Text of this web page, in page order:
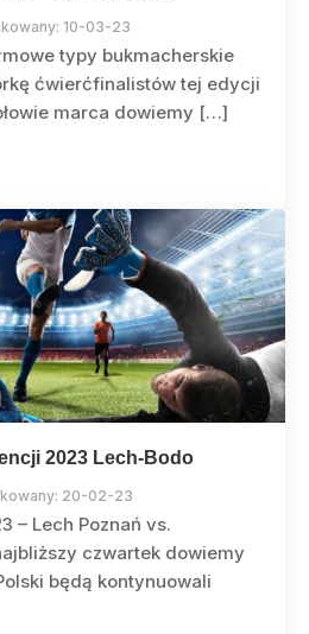
10-03-23
typy bukmacherskie
ćwierćfinalistów tej edycji
marca dowiemy […]
2023 Lech-Bodo
20-02-23
– Lech Poznań vs.
czwartek dowiemy
będą kontynuowali